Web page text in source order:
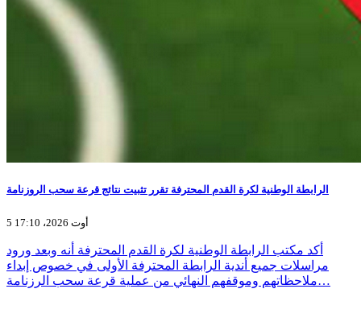
الرابطة الوطنية لكرة القدم المحترفة تقرر تثبيت نتائج قرعة سحب الروزنامة
5 أوت 2026، 17:10
أكد مكتب الرابطة الوطنية لكرة القدم المحترفة أنه وبعد ورود
مراسلات جميع أندية الرابطة المحترفة الأولى في خصوص إبداء
ملاحظاتهم وموقفهم النهائي من عملية قرعة سحب الرزنامة…